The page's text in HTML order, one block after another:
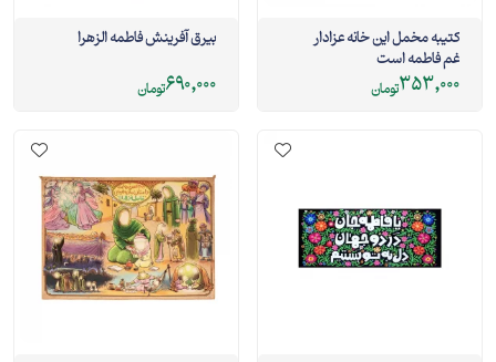
کتیبه مخمل این خانه عزادار
غم فاطمه است
353,000تومان
بیرق آفرینش فاطمه الزهرا
690,000تومان